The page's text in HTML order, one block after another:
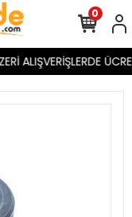
ALIŞVERİŞLERDE
0